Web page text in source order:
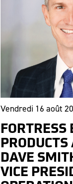
Vendredi 16 août
FORTRESS
DAVE
VICE